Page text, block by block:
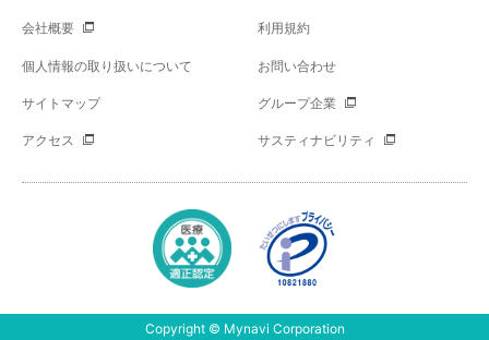
会社概要 利用規約
個人情報の取り扱いについて お問い合わせ
サイトマップ グループ企業
アクセス サスティナビリティ
Copyright © Mynavi Corporation